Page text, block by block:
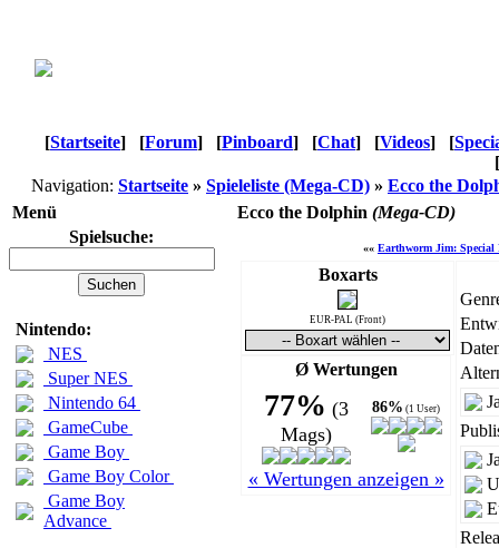
[Startseite] [Forum] [Pinboard] [Chat] [Videos] [
[
Navigation: Startseite » Spieleliste (Mega-CD) » Ecco the
Menü
Ecco the Dolphin (Mega-CD)
Spielsuche:
Nintendo:
NES
Super NES
Nintendo 64
GameCube
Game Boy
Game Boy Color
Game Boy
Advance
«« Earthworm Jim:
Boxarts
EUR-PAL (Front)
Ø Wertungen
77% (3
Mags)
86% (1 User)
« Wertungen anzeigen »